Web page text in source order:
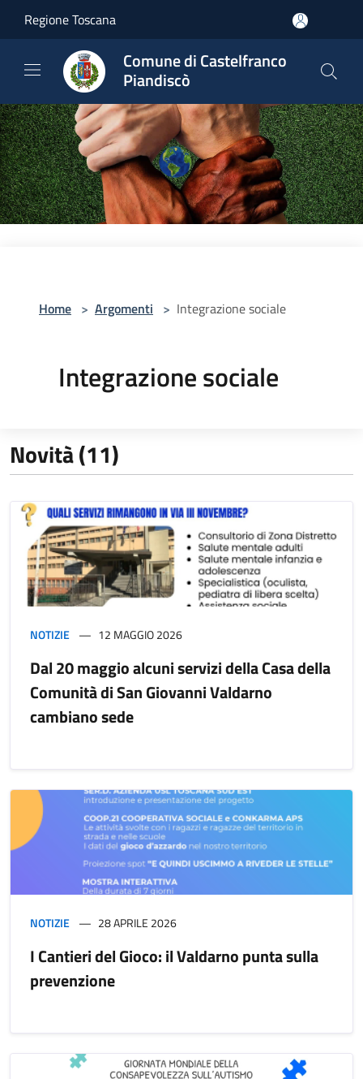
Regione Toscana
Comune di Castelfranco
Piandiscò
Home > Argomenti > Integrazione sociale
Integrazione sociale
Novità (11)
NOTIZIE 12 MAGGIO 2026
Dal 20 maggio alcuni servizi della Casa della
Comunità di San Giovanni Valdarno
cambiano sede
NOTIZIE 28 APRILE 2026
I Cantieri del Gioco: il Valdarno punta sulla
prevenzione